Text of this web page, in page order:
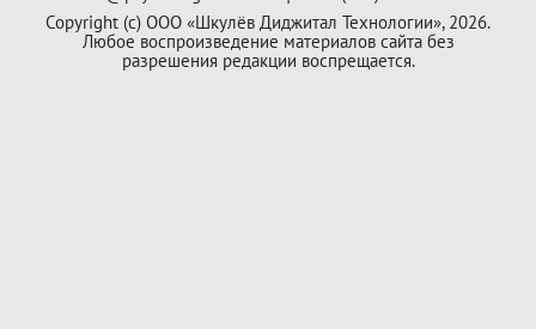
Copyright (с) ООО «Шкулёв Диджитал Технологии», 2026.
Любое воспроизведение материалов сайта без
разрешения редакции воспрещается.